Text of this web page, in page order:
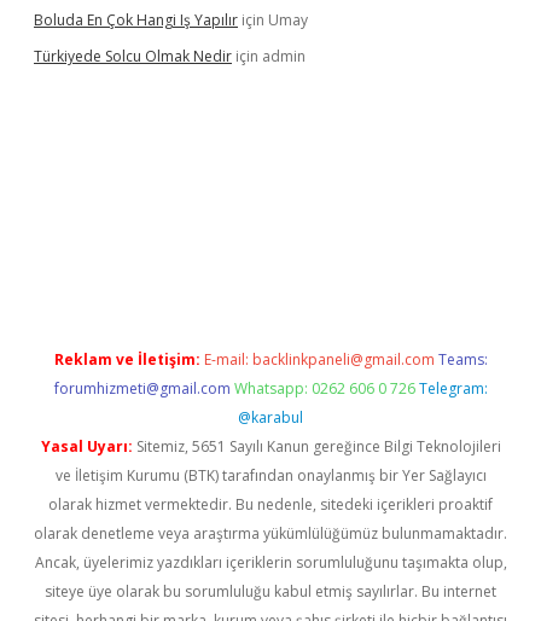
Boluda En Çok Hangi Iş Yapılır için Umay
Türkiyede Solcu Olmak Nedir için admin
Reklam ve İletişim: E-mail: backlinkpaneli@gmail.com Teams:
forumhizmeti@gmail.com Whatsapp: 0262 606 0 726 Telegram:
@karabul
Yasal Uyarı: Sitemiz, 5651 Sayılı Kanun gereğince Bilgi Teknolojileri
ve İletişim Kurumu (BTK) tarafından onaylanmış bir Yer Sağlayıcı
olarak hizmet vermektedir. Bu nedenle, sitedeki içerikleri proaktif
olarak denetleme veya araştırma yükümlülüğümüz bulunmamaktadır.
Ancak, üyelerimiz yazdıkları içeriklerin sorumluluğunu taşımakta olup,
siteye üye olarak bu sorumluluğu kabul etmiş sayılırlar. Bu internet